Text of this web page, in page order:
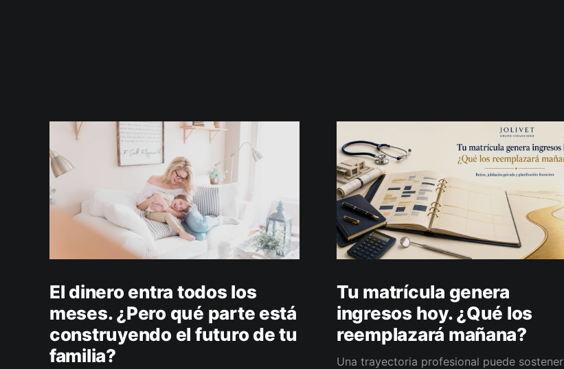
El dinero entra todos los
meses. ¿Pero qué parte está
construyendo el futuro de tu
familia?
Tu matrícula genera
ingresos hoy. ¿Qué los
reemplazará mañana?
Una trayectoria profesional puede sostener